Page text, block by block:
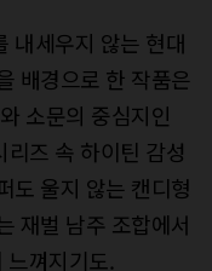
내세우지 않는 현대
배경으로 한 작품은
소문의 중심지인
즈 속 하이틴 감성
도 울지 않는 캔디형
재벌 남주 조합에서
느껴지기도.